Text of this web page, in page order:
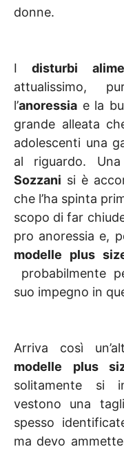
donne.
Idisturbi
attualissimo,
l’anoressia e la
grande alleata
adolescenti una
al riguardo.
Sozzani si è
che l’ha spinta
scopo di far
pro anoressia e,
modelle plus
probabilmente
suo impegno in
Arriva così
modelle plus
solitamente si
vestono una
spesso
ma devo